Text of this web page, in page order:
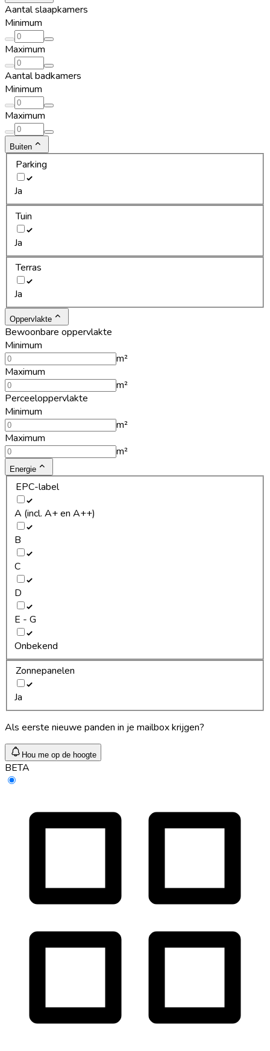
Aantal slaapkamers
Minimum
Maximum
Aantal badkamers
Minimum
Maximum
Buiten
Parking
Ja
Tuin
Ja
Terras
Ja
Oppervlakte
Bewoonbare oppervlakte
Minimum
m²
Maximum
m²
Perceeloppervlakte
Minimum
m²
Maximum
m²
Energie
EPC-label
A (incl. A+ en A++)
B
C
D
E - G
Onbekend
Zonnepanelen
Ja
Als eerste nieuwe panden in je mailbox krijgen?
Hou me op de hoogte
BETA